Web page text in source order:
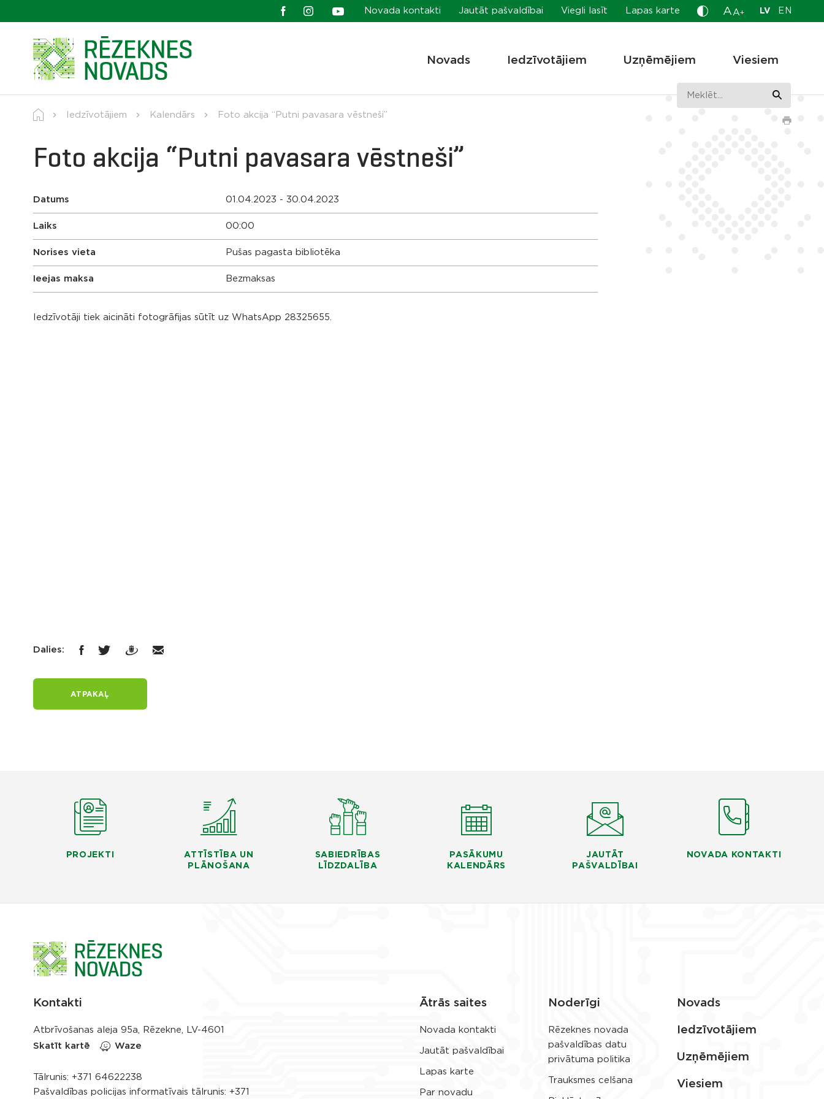
Novada kontakti Jautāt pašvaldībai Viegli lasīt Lapas karte A A+ LV EN
Novads Iedzīvotājiem Uzņēmējiem Viesiem
Iedzīvotājiem Kalendārs Foto akcija “Putni pavasara vēstneši”
Foto akcija “Putni pavasara vēstneši”
Datums 01.04.2023 - 30.04.2023
Laiks 00:00
Norises vieta Pušas pagasta bibliotēka
Ieejas maksa Bezmaksas
Iedzīvotāji tiek aicināti fotogrāfijas sūtīt uz WhatsApp 28325655.
Dalies:
ATPAKAĻ
PROJEKTI
ATTĪSTĪBA UN
PLĀNOŠANA
SABIEDRĪBAS
LĪDZDALĪBA
PASĀKUMU
KALENDĀRS
JAUTĀT
PAŠVALDĪBAI
NOVADA KONTAKTI
Kontakti
Atbrīvošanas aleja 95a, Rēzekne, LV-4601
Skatīt kartē
Waze
Tālrunis: +371 64622238
Pašvaldības policijas informatīvais tālrunis: +371
Ātrās saites
Novada kontakti
Jautāt pašvaldībai
Lapas karte
Par novadu
Noderīgi
Rēzeknes novada
pašvaldības datu
privātuma politika
Trauksmes celšana
Novads
Iedzīvotājiem
Uzņēmējiem
Viesiem